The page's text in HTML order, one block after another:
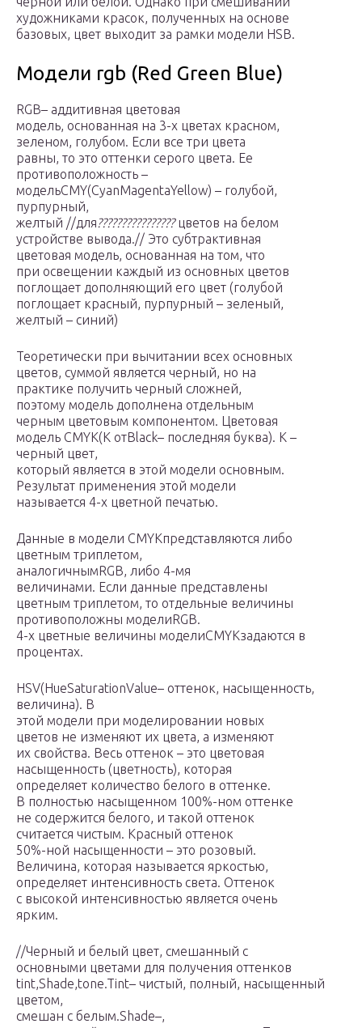
художниками красок, полученных на основе
базовых, цвет выходит за рамки модели HSB.
Модели rgb (Red Green Blue)
RGB– аддитивная цветовая
модель, основанная на 3-х цветах красном,
зеленом, голубом. Если все три цвета
равны, то это оттенки серого цвета. Ее
противоположность –
модельCMY(CyanMagentaYellow) – голубой,
пурпурный,
желтый //для????????????????цветов на белом
устройстве вывода.// Это субтрактивная
цветовая модель, основанная на том, что
при освещении каждый из основных цветов
поглощает дополняющий его цвет (голубой
поглощает красный, пурпурный – зеленый,
желтый – синий)
Теоретически при вычитании всех основных
цветов, суммой является черный, но на
практике получить черный сложней,
поэтому модель дополнена отдельным
черным цветовым компонентом. Цветовая
модель CMYK(К отBlack– последняя буква). К –
черный цвет,
который является в этой модели основным.
Результат применения этой модели
называется 4-х цветной печатью.
Данные в модели CMYKпредставляются либо
цветным триплетом,
аналогичнымRGB, либо 4-мя
величинами. Если данные представлены
цветным триплетом, то отдельные величины
противоположны моделиRGB.
4-х цветные величины моделиCMYKзадаются в
процентах.
HSV(HueSaturationValue– оттенок, насыщенность,
величина). В
этой модели при моделировании новых
цветов не изменяют их цвета, а изменяют
их свойства. Весь оттенок – это цветовая
насыщенность (цветность), которая
определяет количество белого в оттенке.
В полностью насыщенном 100%-ном оттенке
не содержится белого, и такой оттенок
считается чистым. Красный оттенок
50%-ной насыщенности – это розовый.
Величина, которая называется яркостью,
определяет интенсивность света. Оттенок
с высокой интенсивностью является очень
ярким.
//Черный и белый цвет, смешанный с
основными цветами для получения оттенков
tint,Shade,tone.Tint– чистый, полный, насыщенный
цветом,
смешан с белым.Shade–,